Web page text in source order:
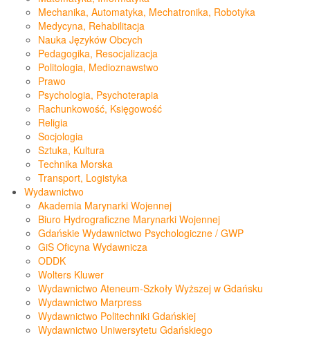
Mechanika, Automatyka, Mechatronika, Robotyka
Medycyna, Rehabilitacja
Nauka Języków Obcych
Pedagogika, Resocjalizacja
Politologia, Medioznawstwo
Prawo
Psychologia, Psychoterapia
Rachunkowość, Księgowość
Religia
Socjologia
Sztuka, Kultura
Technika Morska
Transport, Logistyka
Wydawnictwo
Akademia Marynarki Wojennej
Biuro Hydrograficzne Marynarki Wojennej
Gdańskie Wydawnictwo Psychologiczne / GWP
GiS Oficyna Wydawnicza
ODDK
Wolters Kluwer
Wydawnictwo Ateneum-Szkoły Wyższej w Gdańsku
Wydawnictwo Marpress
Wydawnictwo Politechniki Gdańskiej
Wydawnictwo Uniwersytetu Gdańskiego